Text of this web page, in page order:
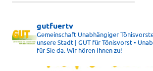
gutfuertv
Gemeinschaft Unabhängiger
unsere Stadt | GUT für Tönisvorst •
für Sie da. Wir hören Ihnen zu!